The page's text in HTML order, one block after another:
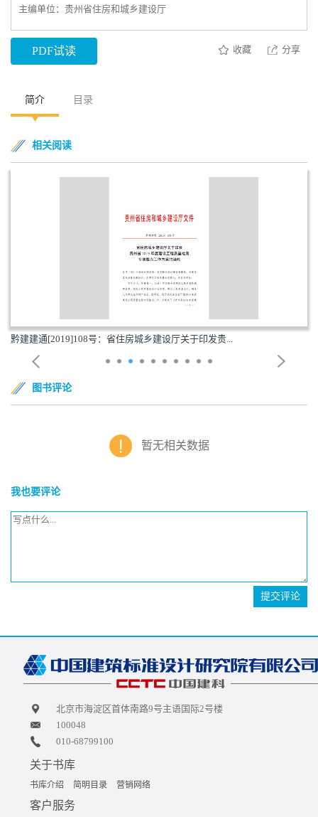
主编单位：贵州省住房和城乡建设厅
PDF试读 收藏 分享
简介 目录
相关阅读
黔建建通[2019]108号：省住房城乡建设厅关于印发贵...
图书评论
暂无相关数据
我也要评论
提交评论
北京市海淀区首体南路9号主语国际2号楼
100048
010-68799100
关于书库
书库介绍 简明目录 营销网络
客户服务